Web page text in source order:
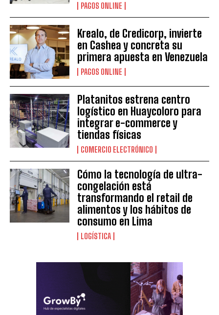
PAGOS ONLINE
Krealo, de Credicorp, invierte
en Cashea y concreta su
primera apuesta en Venezuela
PAGOS ONLINE
Platanitos estrena centro
logístico en Huaycoloro para
integrar e-commerce y
tiendas físicas
COMERCIO ELECTRÓNICO
Cómo la tecnología de ultra-
congelación está
transformando el retail de
alimentos y los hábitos de
consumo en Lima
LOGÍSTICA